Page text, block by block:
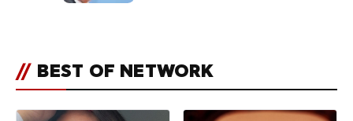
// BEST OF NETWORK